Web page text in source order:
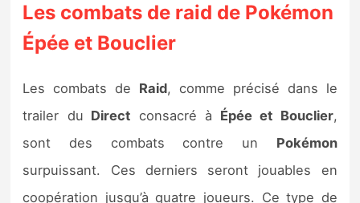
Les combats de raid de Pokémon
Épée et Bouclier
Les combats de Raid, comme précisé dans le
trailer du Direct consacré à Épée et Bouclier,
sont des combats contre un Pokémon
surpuissant. Ces derniers seront jouables en
coopération jusqu’à quatre joueurs. Ce type de